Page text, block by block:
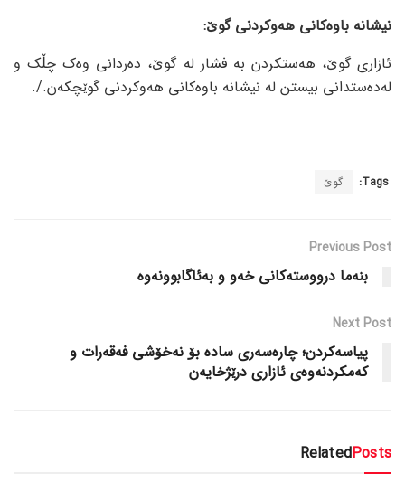
نیشانە باوەکانی هەوکردنی گوێ:
ئازاری گوێ، هەستکردن بە فشار لە گوێ، دەردانی وەک چڵک و
لەدەستدانی بیستن لە نیشانە باوەکانی هەوکردنی گوێچکەن./.
Tags: گوێ
Previous Post
بنەما درووستەکانی خەو و بەئاگابوونەوە
Next Post
پیاسەکردن؛ چارەسەری سادە بۆ نەخۆشی فەقەرات و
کەمکردنەوەی ئازاری درێژخایەن
RelatedPosts